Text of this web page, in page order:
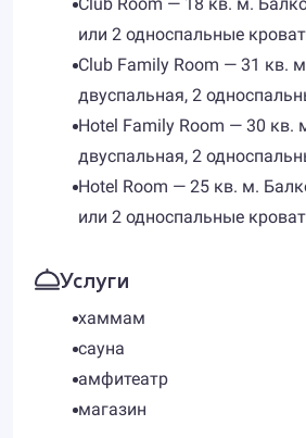
или 2 односпальные
Club Family Room — 31 кв.
двуспальная, 2
Hotel Family Room — 30 кв.
двуспальная, 2
Hotel Room — 25 кв. м.
или 2 односпальные
Услуги
хаммам
сауна
амфитеатр
магазин